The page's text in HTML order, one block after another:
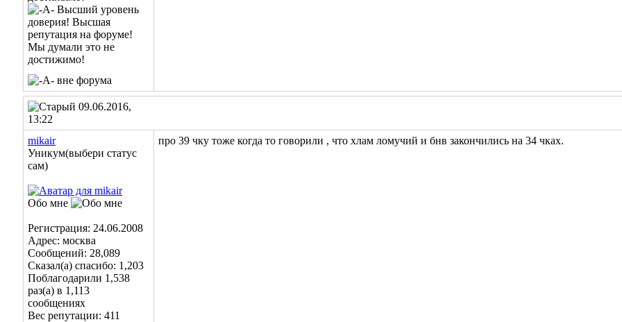
09.06.2016,
13:22
mikair
Уникум(выбери статус
сам)
Обо мне
Регистрация: 24.06.2008
Адрес: москва
Сообщений: 28,089
Сказал(а) спасибо: 1,203
Поблагодарили 1,538
раз(а) в 1,113
сообщениях
Вес репутации: 411
про 39 чку тоже когда то говорили , что хлам ломучий и бнв закончились на 34 чках.